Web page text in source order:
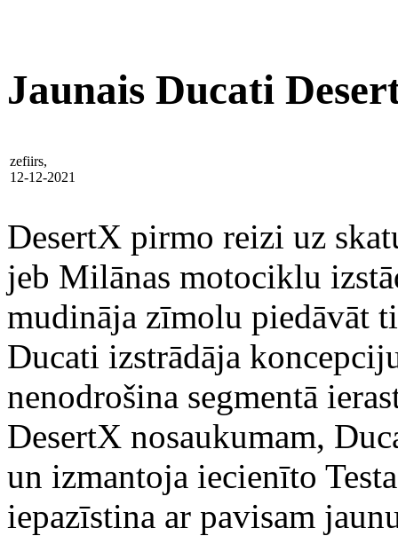
Jaunais Ducati
zefiirs,
12-12-2021
DesertX pirmo reizi uz
jeb Milānas motociklu
mudināja zīmolu piedāvāt
Ducati izstrādāja
nenodrošina segmentā
DesertX nosaukumam,
un izmantoja iecienīto
iepazīstina ar pavisam